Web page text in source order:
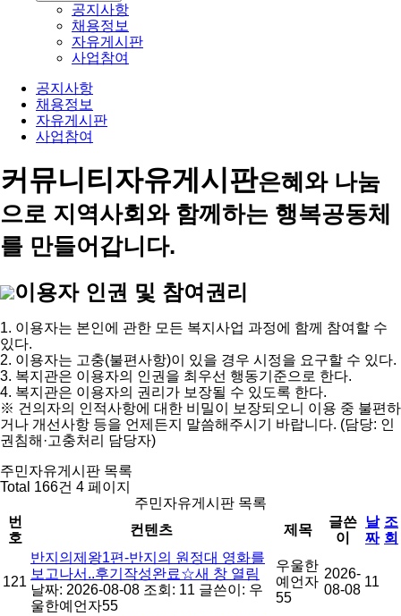
공지사항
채용정보
자유게시판
사업참여
공지사항
채용정보
자유게시판
사업참여
커뮤니티자유게시판은혜와 나눔
으로 지역사회와 함께하는 행복공동체
를 만들어갑니다.
이용자 인권 및 참여권리
1. 이용자는 본인에 관한 모든 복지사업 과정에 함께 참여할 수
있다.
2. 이용자는 고충(불편사항)이 있을 경우 시정을 요구할 수 있다.
3. 복지관은 이용자의 인권을 최우선 행동기준으로 한다.
4. 복지관은 이용자의 권리가 보장될 수 있도록 한다.
※ 건의자의 인적사항에 대한 비밀이 보장되오니 이용 중 불편하
거나 개선사항 등을 언제든지 말씀해주시기 바랍니다. (담당: 인
권침해·고충처리 담당자)
주민자유게시판 목록
Total 166건 4 페이지
주민자유게시판 목록
번
호
컨텐츠 제목
글쓴
이
날
짜
조
회
121
반지의제왕1편-반지의 원정대 영화를
보고나서..후기작성완료☆새 창 열림
날짜: 2026-08-08 조회: 11 글쓴이: 우
울한예언자55
우울한
예언자
55
2026-
08-08
11